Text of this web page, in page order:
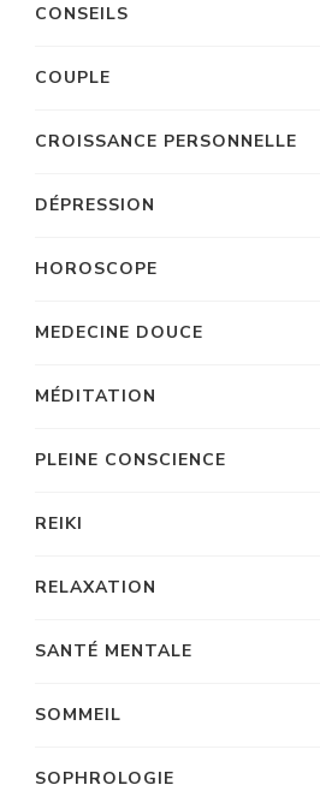
CONSEILS
COUPLE
CROISSANCE PERSONNELLE
DÉPRESSION
HOROSCOPE
MEDECINE DOUCE
MÉDITATION
PLEINE CONSCIENCE
REIKI
RELAXATION
SANTÉ MENTALE
SOMMEIL
SOPHROLOGIE